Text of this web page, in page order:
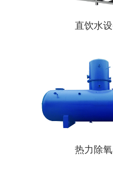
直饮水
热力除